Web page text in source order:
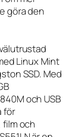
göra den
Linux Mint
SSD. Med
och USB
för
och